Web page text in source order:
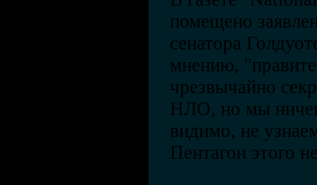
помещено
сенатора
мнению,
чрезвычайно
НЛО, но мы
видимо, не
Пентагон этого